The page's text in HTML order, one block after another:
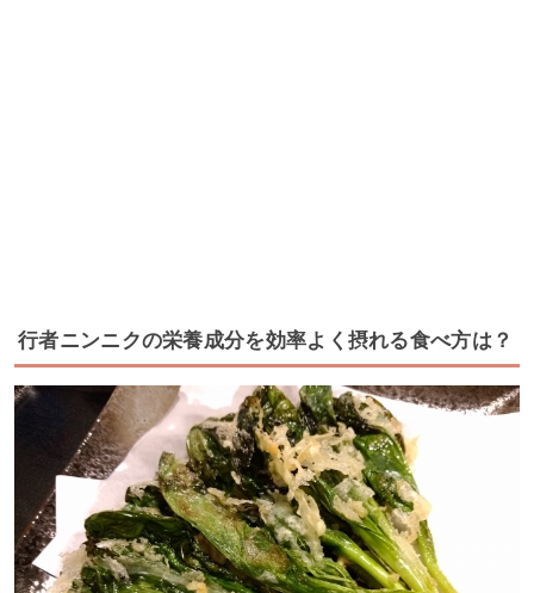
行者ニンニクの栄養成分を効率よく摂れる食べ方は？